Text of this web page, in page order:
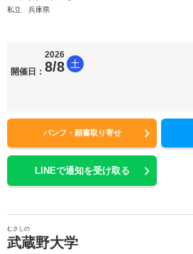
私立 兵庫県
開催日：
2026
8/8 土
パンフ・願書取り寄せ
LINEで通知を受け取る
むさしの
武蔵野大学